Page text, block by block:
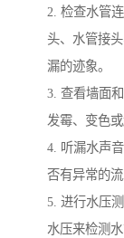
2. 检查水管
头、水管接
漏的迹象。
3. 查看墙面
发霉、变色
4. 听漏水声
否有异常的流
5. 进行水压
水压来检测